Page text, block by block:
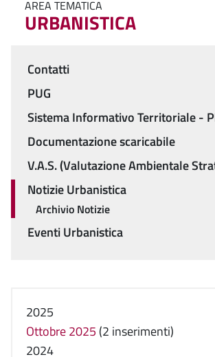
AREA TEMATICA
URBANISTICA
Menu
Contatti
PUG
Sistema Informativo Territoriale -
Documentazione scaricabile
V.A.S. (Valutazione Ambientale
Notizie Urbanistica
Archivio Notizie
Eventi Urbanistica
2025
Ottobre 2025 (2 inserimenti)
2024